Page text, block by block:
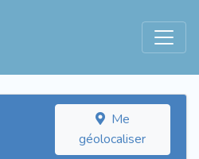
Me
géolocaliser